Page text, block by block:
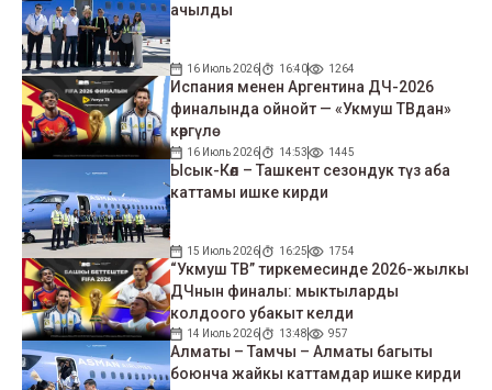
ачылды
16 Июль 2026 16:40 1264
Испания менен Аргентина ДЧ-2026
финалында ойнойт — «Укмуш ТВдан»
көргүлө
16 Июль 2026 14:53 1445
Ысык-Көл – Ташкент сезондук түз аба
каттамы ишке кирди
15 Июль 2026 16:25 1754
“Укмуш ТВ” тиркемесинде 2026-жылкы
ДЧнын финалы: мыктыларды
колдоого убакыт келди
14 Июль 2026 13:48 957
Алматы – Тамчы – Алматы багыты
боюнча жайкы каттамдар ишке кирди